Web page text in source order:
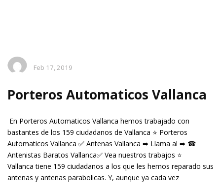
Feb 17, 2019
Porteros Automaticos Vallanca
En Porteros Automaticos Vallanca hemos trabajado con
bastantes de los 159 ciudadanos de Vallanca ⭐ Porteros
Automaticos Vallanca ✅ Antenas Vallanca ➡ Llama al ➡ ☎
Antenistas Baratos Vallanca✅ Vea nuestros trabajos ⭐
Vallanca tiene 159 ciudadanos a los que les hemos reparado sus
antenas y antenas parabolicas. Y, aunque ya cada vez